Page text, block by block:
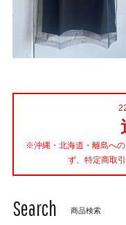
※沖縄・北海道・離島へ
ず、特定商取
Search 商品検索